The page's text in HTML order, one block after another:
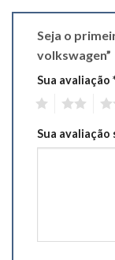
Seja o
volkswagen”
Sua avaliação
Sua